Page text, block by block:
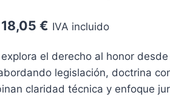
El
original
era:
18,05 €El
actual
es:
IVA incluido
el derecho al honor
legislación, doctrina
claridad técnica y enfoque